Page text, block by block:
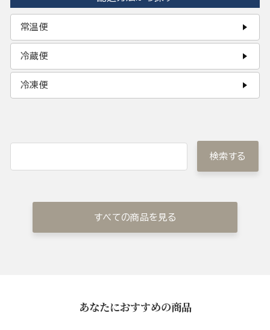
常温便
冷蔵便
冷凍便
検索する
すべての商品を見る
あなたにおすすめの商品